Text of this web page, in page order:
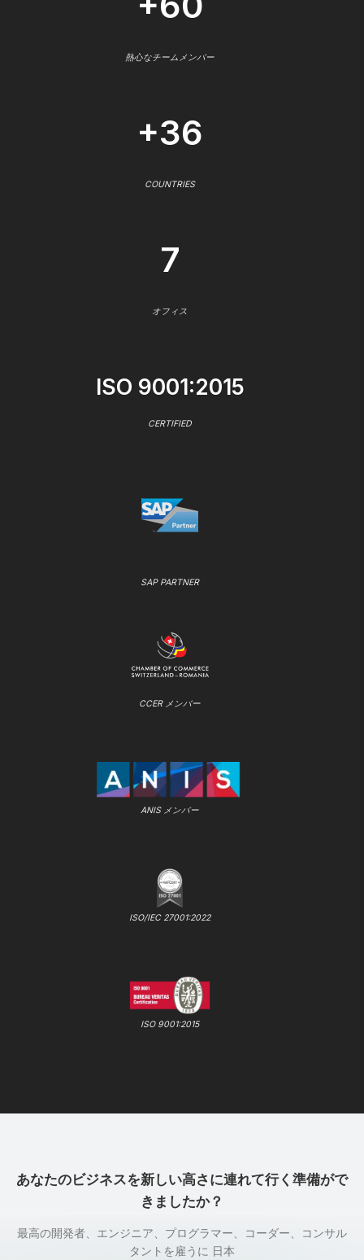
熱心なチームメンバー
+36
COUNTRIES
7
オフィス
ISO 9001:2015
CERTIFIED
SAP PARTNER
CCER メンバー
ANIS メンバー
ISO/IEC 27001:2022
ISO 9001:2015
あなたのビジネスを新しい高さに連れて行く準備がで
きましたか？
最高の開発者、エンジニア、プログラマー、コーダー、コンサル
タントを雇うに 日本